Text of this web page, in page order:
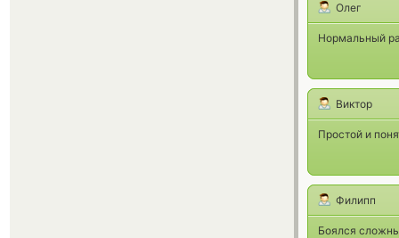
Олег
Нормальный
Виктор
Простой и
Филипп
Боялся